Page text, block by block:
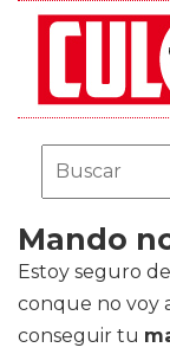
Mando
Estoy seguro
conque no voy
conseguir tu